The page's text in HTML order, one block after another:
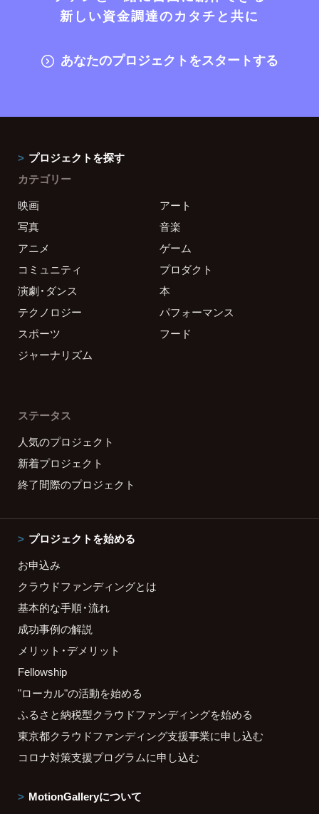
新しい資金調達のカタチと共に
あなたのプロジェクトをスタートする
プロジェクトを探す
カテゴリー
映画
アート
写真
音楽
アニメ
ゲーム
コミュニティ
プロダクト
演劇・ダンス
本
テクノロジー
パフォーマンス
スポーツ
フード
ジャーナリズム
ステータス
人気のプロジェクト
新着プロジェクト
終了間際のプロジェクト
プロジェクトを始める
お申込み
クラウドファンディングとは
基本的な手順・流れ
成功事例の解説
メリット・デメリット
Fellowship
"ローカル"の活動を始める
ふるさと納税型クラウドファンディングを始める
東京都クラウドファンディング支援事業に申し込む
コロナ対策支援プログラムに申し込む
MotionGalleryについて